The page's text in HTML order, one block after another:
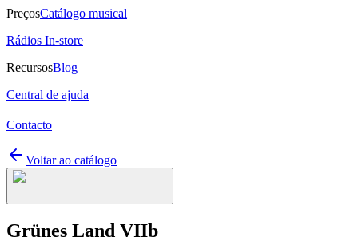
PreçosCatálogo musical
Rádios In-store
RecursosBlog
Central de ajuda
Contacto
Voltar ao catálogo
Grünes Land VIIb